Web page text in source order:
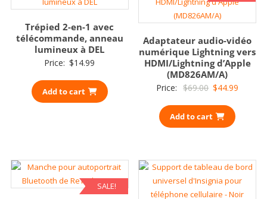
Trépied 2-en-1 avec
télécommande, anneau
lumineux à DEL
Price: $14.99
Add to cart
Adaptateur audio-vidéo
numérique Lightning vers
HDMI/Lightning d’Apple
(MD826AM/A)
Price: $69.00 Original
was:
$44.99
Add to cart
SALE!